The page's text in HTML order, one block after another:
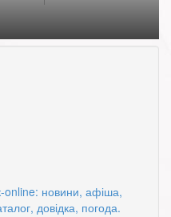
online: новини, афіша,
довідка, погода.